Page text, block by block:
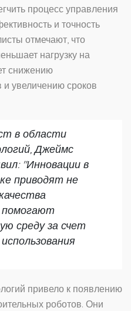
процесс управления
и точность
отмечают, что
нагрузку на
снижению
и увеличению сроков
в области
Джеймс
"Инновации в
приводят не
помогают
среду за счет
привело к появлению
роботов. Они